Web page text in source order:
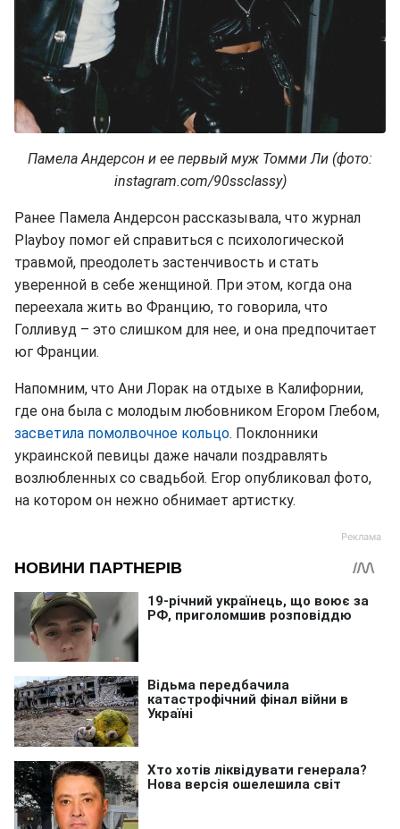
Памела Андерсон и ее первый муж Томми Ли (фото:
instagram.com/90ssclassy)
Ранее Памела Андерсон рассказывала, что журнал
Playboy помог ей справиться с психологической
травмой, преодолеть застенчивость и стать
уверенной в себе женщиной. При этом, когда она
переехала жить во Францию, то говорила, что
Голливуд – это слишком для нее, и она предпочитает
юг Франции.
Напомним, что Ани Лорак на отдыхе в Калифорнии,
где она была с молодым любовником Егором Глебом,
засветила помолвочное кольцо. Поклонники
украинской певицы даже начали поздравлять
возлюбленных со свадьбой. Егор опубликовал фото,
на котором он нежно обнимает артистку.